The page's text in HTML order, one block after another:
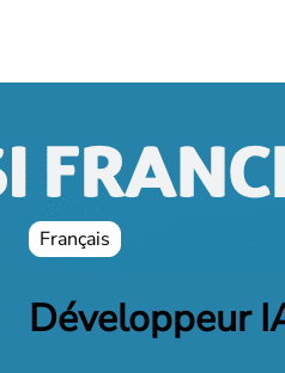
Français
Développeur